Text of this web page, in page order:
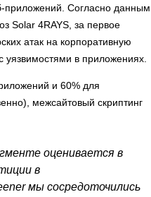
приложений. Согласно данным
Solar 4RAYS, за первое
атак на корпоративную
уязвимостями в приложениях.
и 60% для
межсайтовый скриптинг
оценивается в
в
мы сосредоточились